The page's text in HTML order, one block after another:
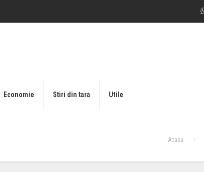
Economie Stiri din tara Utile
Acasa